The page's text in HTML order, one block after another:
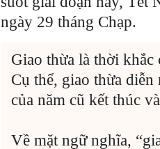
ngày 29 tháng Chạp.
Giao thừa là thời
Cụ thể, giao thừa
của năm cũ kết thúc
Về mặt ngữ nghĩa,